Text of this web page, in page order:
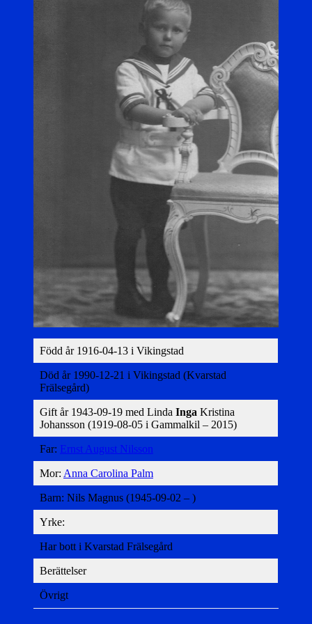
Född år 1916-04-13 i Vikingstad
Död år 1990-12-21 i Vikingstad (Kvarstad
Frälsegård)
Gift år 1943-09-19 med Linda Inga Kristina
Johansson (1919-08-05 i Gammalkil – 2015)
Far: Ernst August Nilsson
Mor: Anna Carolina Palm
Barn: Nils Magnus (1945-09-02 – )
Yrke:
Har bott i Kvarstad Frälsegård
Berättelser
Övrigt